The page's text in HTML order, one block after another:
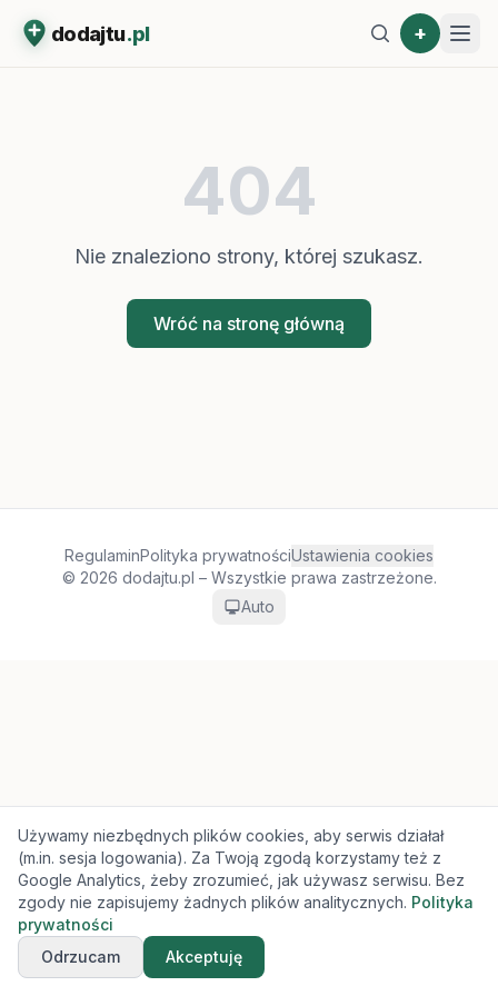
dodajtu.pl +
404
Nie znaleziono strony, której szukasz.
Wróć na stronę główną
RegulaminPolityka prywatnościUstawienia cookies
© 2026 dodajtu.pl – Wszystkie prawa zastrzeżone.
Auto
Używamy niezbędnych plików cookies, aby serwis działał
(m.in. sesja logowania). Za Twoją zgodą korzystamy też z
Google Analytics, żeby zrozumieć, jak używasz serwisu. Bez
zgody nie zapisujemy żadnych plików analitycznych. Polityka
prywatności
Odrzucam
Akceptuję